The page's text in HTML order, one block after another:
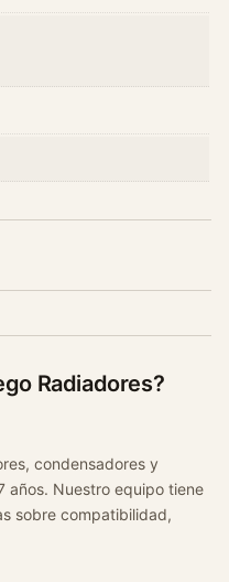
Radiadores?
condensadores y
años. Nuestro equipo tiene
sobre compatibilidad,